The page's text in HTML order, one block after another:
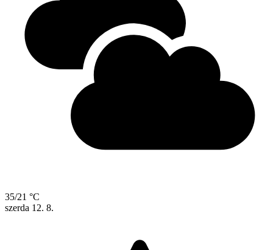
35/21 °C
szerda 12. 8.